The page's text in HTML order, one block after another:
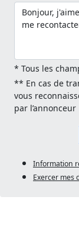
* Tous les
** En cas de
vous
par l’annonceur
Information
Exercer mes